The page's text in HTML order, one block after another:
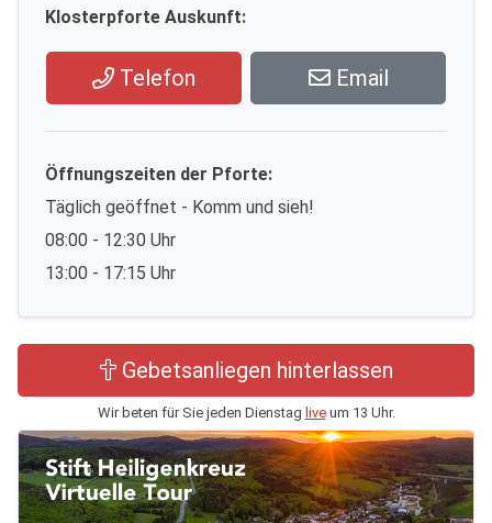
Klosterpforte Auskunft:
Telefon Email
Öffnungszeiten der Pforte:
Täglich geöffnet - Komm und sieh!
08:00 - 12:30 Uhr
13:00 - 17:15 Uhr
Gebetsanliegen hinterlassen
Wir beten für Sie jeden Dienstag liveum 13 Uhr.